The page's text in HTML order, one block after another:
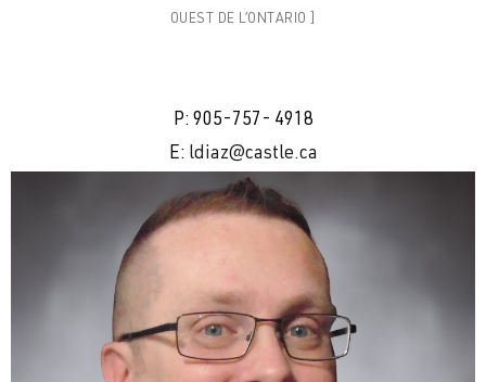
OUEST DE L’ONTARIO ]
P: 905-757- 4918
E: ldiaz@castle.ca